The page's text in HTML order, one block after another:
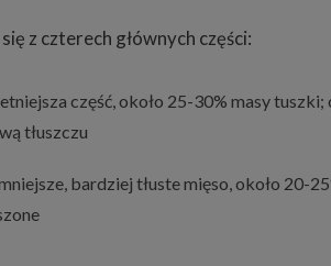
z czterech głównych części:
część, około 25-30% masy tuszki;
tłuszczu
bardziej tłuste mięso, około 20-